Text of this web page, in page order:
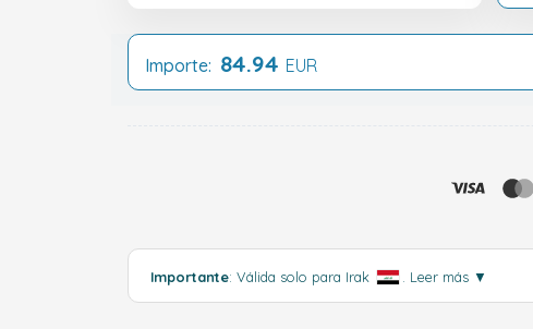
Importe: 84.94 EUR
Importante: Válida solo para Irak . Leer más ▼